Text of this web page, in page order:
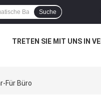
Suche
TRETEN SIE MIT UNS IN
Für Büro